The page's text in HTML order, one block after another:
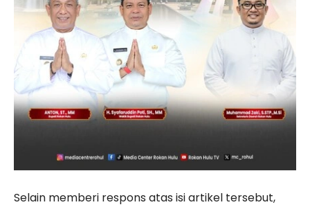
Selain memberi respons atas isi artikel tersebut,